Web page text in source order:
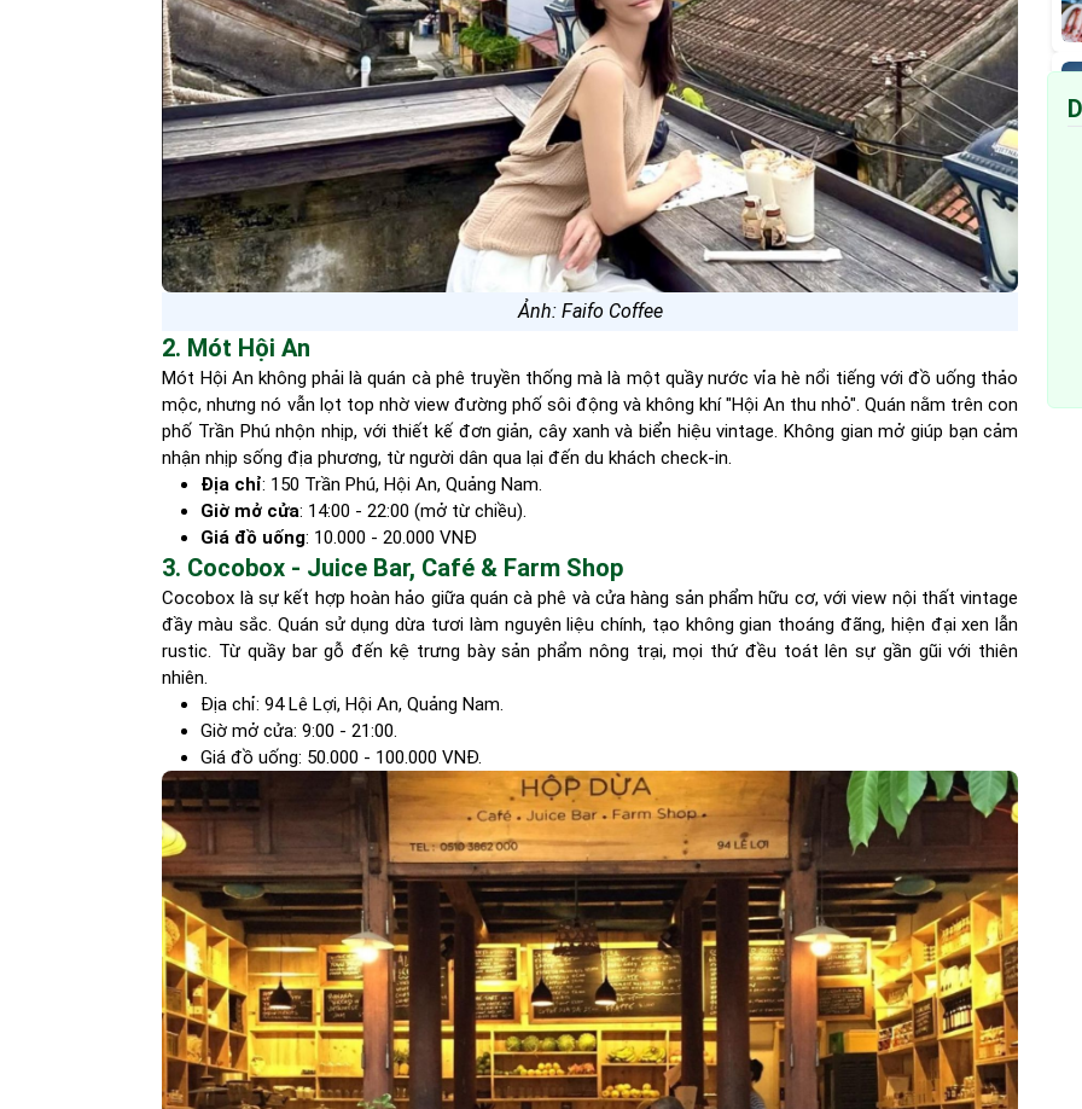
Ảnh: Faifo Coffee
2. Mót Hội An
Mót Hội An không phải là quán cà phê truyền thống mà là một quầy nước vỉa hè nổi tiếng với đồ uống thảo
mộc, nhưng nó vẫn lọt top nhờ view đường phố sôi động và không khí "Hội An thu nhỏ". Quán nằm trên con
phố Trần Phú nhộn nhịp, với thiết kế đơn giản, cây xanh và biển hiệu vintage. Không gian mở giúp bạn cảm
nhận nhịp sống địa phương, từ người dân qua lại đến du khách check-in.
Địa chỉ: 150 Trần Phú, Hội An, Quảng Nam.
Giờ mở cửa: 14:00 - 22:00 (mở từ chiều).
Giá đồ uống: 10.000 - 20.000 VNĐ
3. Cocobox - Juice Bar, Café & Farm Shop
Cocobox là sự kết hợp hoàn hảo giữa quán cà phê và cửa hàng sản phẩm hữu cơ, với view nội thất vintage
đầy màu sắc. Quán sử dụng dừa tươi làm nguyên liệu chính, tạo không gian thoáng đãng, hiện đại xen lẫn
rustic. Từ quầy bar gỗ đến kệ trưng bày sản phẩm nông trại, mọi thứ đều toát lên sự gần gũi với thiên
nhiên.
Địa chỉ: 94 Lê Lợi, Hội An, Quảng Nam.
Giờ mở cửa: 9:00 - 21:00.
Giá đồ uống: 50.000 - 100.000 VNĐ.